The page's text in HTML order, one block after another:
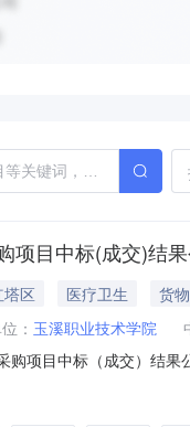
项目中标(成交)结
区 医疗卫生
货物
： 玉溪职业技术学院
购项目中标（成交）结
数量预算单价（元）1自